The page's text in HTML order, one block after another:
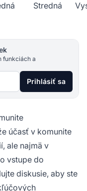
Stredná
funkciách a
Prihlásiť sa
účasť v komunite
ale najmä v
vstupe do
diskusie, aby ste